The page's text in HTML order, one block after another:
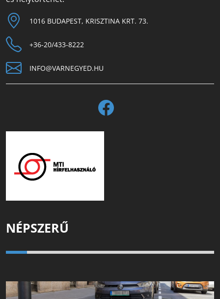
1016 BUDAPEST, KRISZTINA KRT. 73.
+36-20/433-8222
INFO@VARNEGYED.HU
NÉPSZERŰ